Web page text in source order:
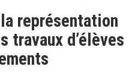
représentation
travaux d’élèves